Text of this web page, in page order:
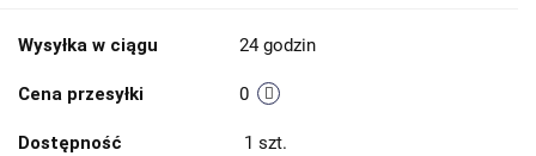
Wysyłka w ciągu 24 godzin
Cena przesyłki 0
Dostępność 1 szt.